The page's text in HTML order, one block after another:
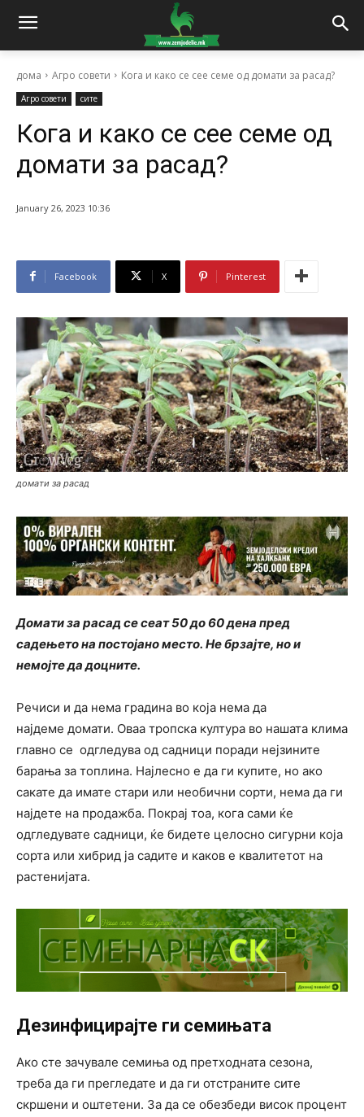
дома Агро совети Кога и како се сее семе од домати за расад?
Агро совети сите
Кога и како се сее семе од
домати за расад?
January 26, 2023 10:36
Facebook X Pinterest
домати за расад
Домати за расад се сеат 50 до 60 дена пред
садењето на постојано место. Не брзајте, но и
немојте да доцните.
Речиси и да нема градина во која нема да
најдеме домати. Оваа тропска култура во нашата клима
главно се одгледува од садници поради нејзините
барања за топлина. Најлесно е да ги купите, но ако
сакате да имате стари или необични сорти, нема да ги
најдете на продажба. Покрај тоа, кога сами ќе
одгледувате садници, ќе бидете целосно сигурни која
сорта или хибрид ја садите и каков е квалитетот на
растенијата.
Дезинфицирајте ги семињата
Ако сте зачувале семиња од претходната сезона,
треба да ги прегледате и да ги отстраните сите
скршени и оштетени. За да се обезбеди висок процент